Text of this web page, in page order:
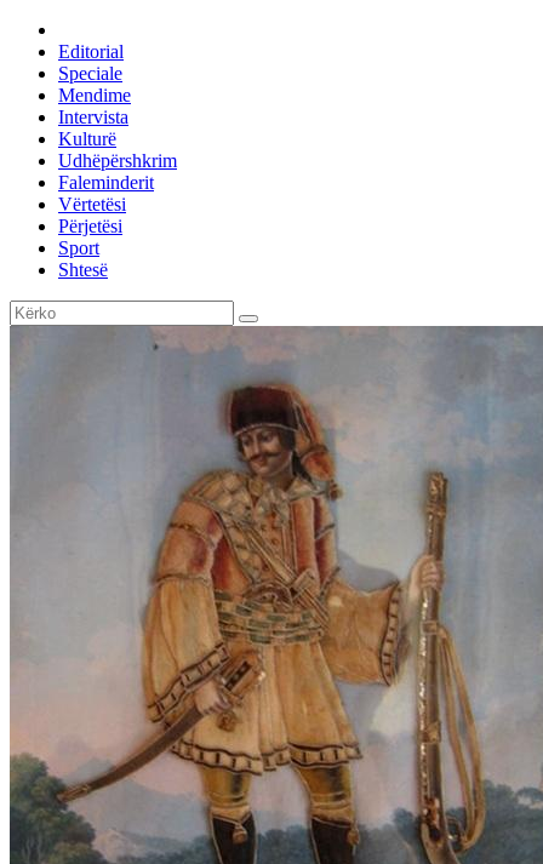
Editorial
Speciale
Mendime
Intervista
Kulturë
Udhëpërshkrim
Faleminderit
Vërtetësi
Përjetësi
Sport
Shtesë